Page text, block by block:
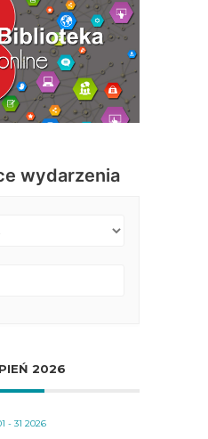
wydarzenia
2026
- 31 2026